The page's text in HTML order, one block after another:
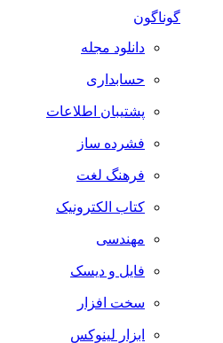
گوناگون
دانلود مجله
حسابداری
پشتیبان اطلاعات
فشرده ساز
فرهنگ لغت
کتاب الکترونیک
مهندسی
فایل و دیسک
سخت افزار
ابزار لینوکس